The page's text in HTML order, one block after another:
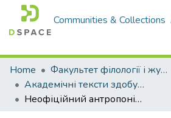
Communities & Collections
Home
Факультет філології і журналістики ім. М. Стельмаха
Академічні тексти здобувачів вищої освіти
Неофіційний антропонімікон мешканців села Коритня Монастирищенського району Черкаської області: мотиви та принципи номінації: дипломна робота